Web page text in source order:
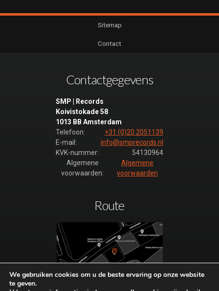
Sitemap
Contact
Contactgegevens
SMP | Records
Koivistokade 58
1013 BB Amsterdam
Telefoon:
+31 (0)20 2051139
E-mail:
info@smprecords.nl
KVK-nummer:
54130964
Algemene
voorwaarden:
Algemene
voorwaarden
Route
We gebruiken cookies om u de beste ervaring op onze website
te geven.